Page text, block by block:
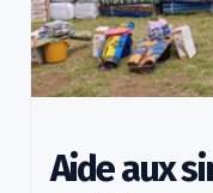
Aide aux